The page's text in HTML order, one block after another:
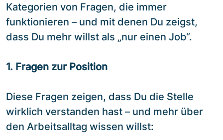
Kategorien von Fragen, die immer
funktionieren – und mit denen Du zeigst,
dass Du mehr willst als „nur einen Job“.
1. Fragen zur Position
Diese Fragen zeigen, dass Du die Stelle
wirklich verstanden hast – und mehr über
den Arbeitsalltag wissen willst: